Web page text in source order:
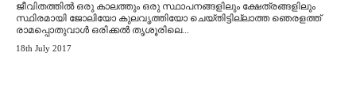
ജീവിതത്തില്‍ ഒരു കാലത്തും ഒരു സ്ഥാപനങ്ങളിലും ക്ഷേത്രങ്ങളിലും
സ്ഥിരമായി ജോലിയോ കുലവൃത്തിയോ ചെയ്തിട്ടില്ലാത്ത ഞെരളത്ത്
രാമപ്പൊതുവാള്‍ ഒരിക്കല്‍ തൃശൂരിലെ...
18th July 2017